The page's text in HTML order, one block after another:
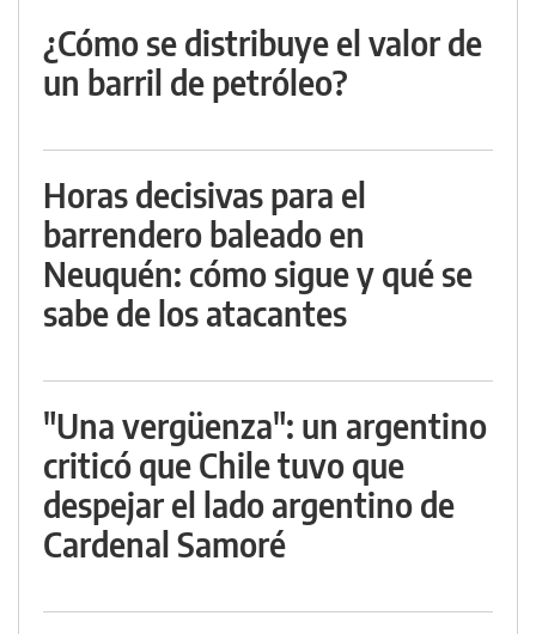
¿Cómo se distribuye el valor de
un barril de petróleo?
Horas decisivas para el
barrendero baleado en
Neuquén: cómo sigue y qué se
sabe de los atacantes
"Una vergüenza": un argentino
criticó que Chile tuvo que
despejar el lado argentino de
Cardenal Samoré